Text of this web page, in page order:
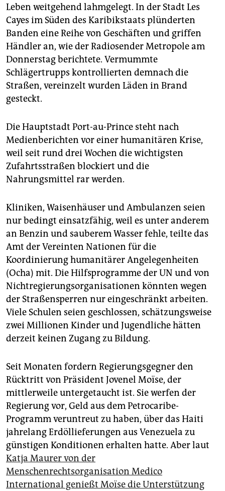
abo
genossenschaft
epaper login
Leben weitgehend lahmgelegt. In der Stadt Les
Cayes im Süden des Karibikstaats plünderten
Banden eine Reihe von Geschäften und griffen
Händler an, wie der Radiosender Metropole am
Donnerstag berichtete. Vermummte
Schlägertrupps kontrollierten demnach die
Straßen, vereinzelt wurden Läden in Brand
gesteckt.
Die Hauptstadt Port-au-Prince steht nach
Medienberichten vor einer humanitären Krise,
weil seit rund drei Wochen die wichtigsten
Zufahrtsstraßen blockiert und die
Nahrungsmittel rar werden.
Kliniken, Waisenhäuser und Ambulanzen seien
nur bedingt einsatzfähig, weil es unter anderem
an Benzin und sauberem Wasser fehle, teilte das
Amt der Vereinten Nationen für die
Koordinierung humanitärer Angelegenheiten
(Ocha) mit. Die Hilfsprogramme der UN und von
Nichtregierungsorganisationen könnten wegen
der Straßensperren nur eingeschränkt arbeiten.
Viele Schulen seien geschlossen, schätzungsweise
zwei Millionen Kinder und Jugendliche hätten
derzeit keinen Zugang zu Bildung.
Seit Monaten fordern Regierungsgegner den
Rücktritt von Präsident Jovenel Moïse, der
mittlerweile untergetaucht ist. Sie werfen der
Regierung vor, Geld aus dem Petrocaribe-
Programm veruntreut zu haben, über das Haiti
jahrelang Erdöllieferungen aus Venezuela zu
günstigen Konditionen erhalten hatte. Aber laut
Katja Maurer von der
Menschenrechtsorganisation Medico
International genießt Moïse die Unterstützung